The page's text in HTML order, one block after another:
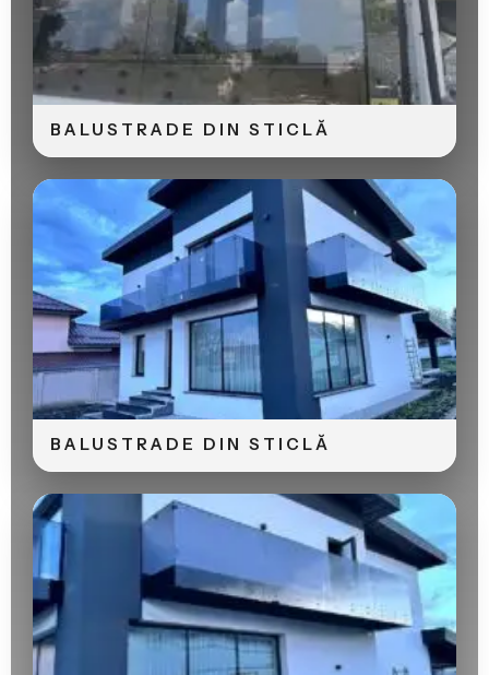
BALUSTRADE DIN STICLĂ
BALUSTRADE DIN STICLĂ